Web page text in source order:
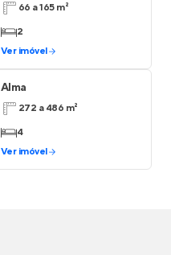
66 a 165 m²
2
Ver imóvel
Alma
272 a 486 m²
4
Ver imóvel